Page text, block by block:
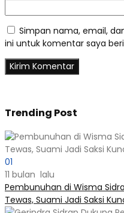
Simpan nama, email,
ini untuk komentar saya
Trending Post
01
11 bulan lalu
Pembunuhan di Wisma
Tewas, Suami Jadi Saksi